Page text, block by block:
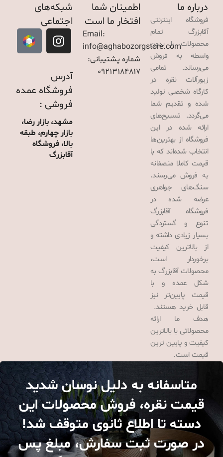
درباره ما
فروشگاه اینترنتی
آقابزرگ تمام
محصولات را بدون
واسطه به فروش
می‌رساند. تمامی
زیورآلات نقره در
کارگاه شخصی تولید
شده و تقدیم شما
می‌گردد. تسبیح‌های
ارائه شده در این
فروشگاه از بهترین‌ها
انتخاب شده‌اند که با
قیمت کاملا منصفانه
به فروش می‌رسند.
سنگ‌های جواهری
عرضه شده در
فروشگاه آقابزرگ
تنوع و گستردگی
بسیار زیادی داشته و
از بالاترین کیفیت
برخوردار است،
محصولات آقابزرگ به
شکل عمده و با
قیمت پایین‌تر نیز
قابل خرید هستند.
هدف ما ارائه
محصولاتی با بالاترین
کیفیت و پایین ترین
قیمت است.
اطمینان شما
افتخار ما است
Email:
info@aghabozorgstore.com
شماره پشتیبانی:
09213184817
شبکه‌های
اجتماعی
آدرس
فروشگاه عمده
فروشی :
مشهد، بازار رضا،
بازار چهارم، طبقه
بالا، فروشگاه
آقابزرگ
متاسفانه به دلیل نوسان شدید
قیمت نقره، فروش محصولات این
دسته تا اطلاع ثانوی متوقف شد!
در صورت ثبت سفارش، مبلغ پس